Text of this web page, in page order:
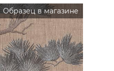
Образец в магазине